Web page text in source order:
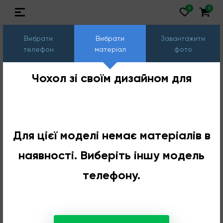
Вибрати
телефон
Вибрати
матеріал
Завантажити
фото
Чохол зі своїм дизайном для
Для цієї моделі немає матеріалів в
наявності. Виберіть іншу модель
телефону.